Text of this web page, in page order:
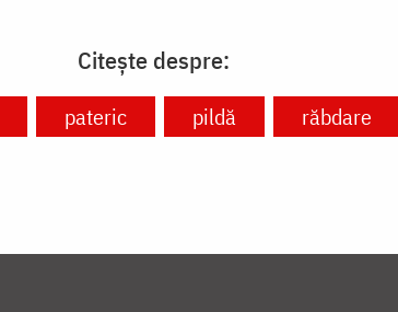
Citește despre:
pateric pildă răbdare